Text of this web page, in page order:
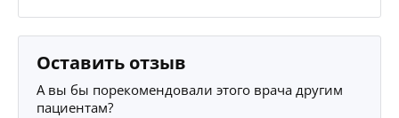
Оставить отзыв
А вы бы порекомендовали этого врача другим
пациентам?